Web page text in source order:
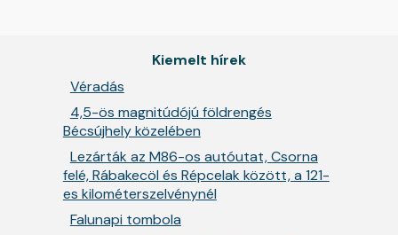
Kiemelt hírek
Véradás
4,5-ös magnitúdójú földrengés
Bécsújhely közelében
Lezárták az M86-os autóutat, Csorna
felé, Rábakecöl és Répcelak között, a 121-
es kilométerszelvénynél
Falunapi tombola